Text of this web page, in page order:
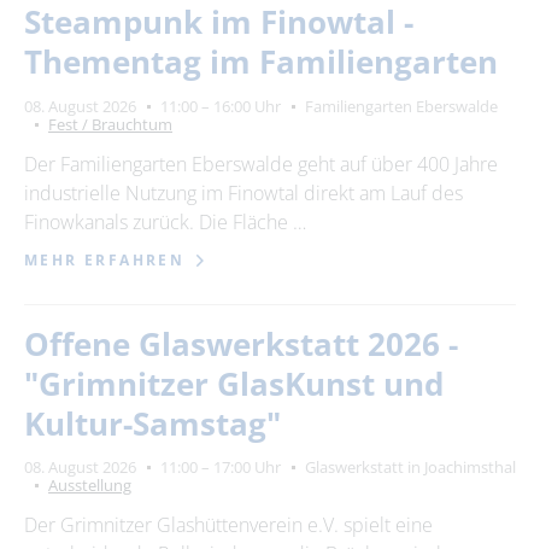
Steampunk im Finowtal -
Thementag im Familiengarten
08. August 2026 11:00 – 16:00 Uhr
Familiengarten Eberswalde
Fest / Brauchtum
Der Familiengarten Eberswalde geht auf über 400 Jahre
industrielle Nutzung im Finowtal direkt am Lauf des
Finowkanals zurück. Die Fläche …
MEHR ERFAHREN
Offene Glaswerkstatt 2026 -
"Grimnitzer GlasKunst und
Kultur-Samstag"
08. August 2026 11:00 – 17:00 Uhr
Glaswerkstatt in Joachimsthal
Ausstellung
Der Grimnitzer Glashüttenverein e.V. spielt eine